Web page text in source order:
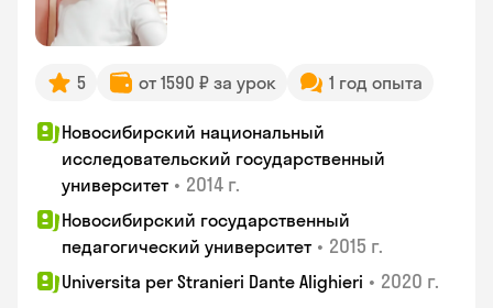
5 от 1590 ₽ за урок 1 год опыта
Новосибирский национальный
исследовательский государственный
университет • 2014 г.
Новосибирский государственный
педагогический университет • 2015 г.
Universita per Stranieri Dante Alighieri • 2020 г.